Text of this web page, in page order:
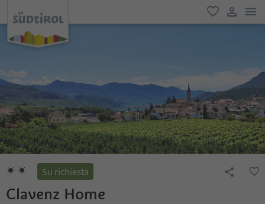
favoriti
user link
Su richiesta
Clavenz Home